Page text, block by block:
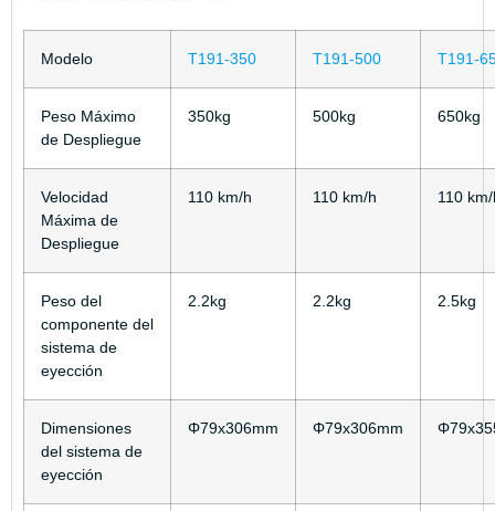
Modelo T191-350 T191-500 T191-
Peso Máximo
de Despliegue
350kg 500kg 650kg
Velocidad
Máxima de
Despliegue
110 km/h 110 km/h 110
Peso del
componente del
sistema de
eyección
2.2kg 2.2kg 2.5kg
Dimensiones
del sistema de
eyección
Φ79x306mm Φ79x306mm